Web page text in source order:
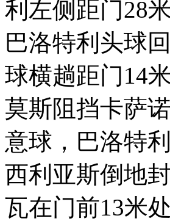
利左侧距门28
巴洛特利头球
球横趟距门14
莫斯阻挡卡萨
意球，巴洛特
西利亚斯倒地
瓦在门前13米